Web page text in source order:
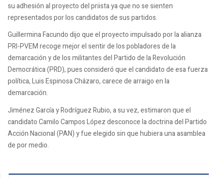
su adhesión al proyecto del priista ya que no se sienten
representados por los candidatos de sus partidos.
Guillermina Facundo dijo que el proyecto impulsado por la alianza
PRI-PVEM recoge mejor el sentir de los pobladores de la
demarcación y de los militantes del Partido de la Revolución
Democrática (PRD), pues consideró que el candidato de esa fuerza
política, Luis Espinosa Cházaro, carece de arraigo en la
demarcación.
Jiménez García y Rodríguez Rubio, a su vez, estimaron que el
candidato Camilo Campos López desconoce la doctrina del Partido
Acción Nacional (PAN) y fue elegido sin que hubiera una asamblea
de por medio.